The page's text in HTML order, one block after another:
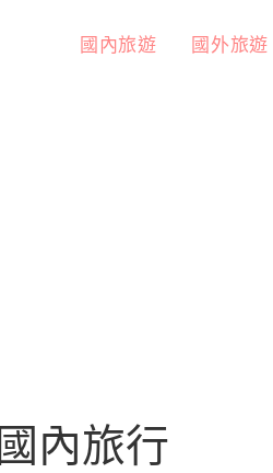
國內旅遊 國外旅遊
國內旅行